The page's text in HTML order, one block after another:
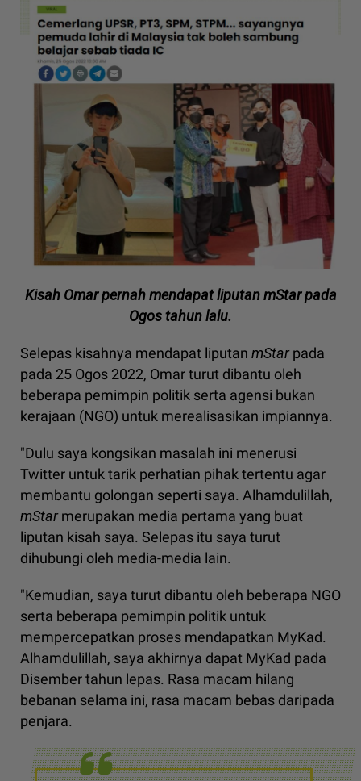
Kisah Omar pernah mendapat liputan mStar pada
Ogos tahun lalu.
Selepas kisahnya mendapat liputan mStarpada
pada 25 Ogos 2022, Omar turut dibantu oleh
beberapa pemimpin politik serta agensi bukan
kerajaan (NGO) untuk merealisasikan impiannya.
"Dulu saya kongsikan masalah ini menerusi
Twitter untuk tarik perhatian pihak tertentu agar
membantu golongan seperti saya. Alhamdulillah,
mStarmerupakan media pertama yang buat
liputan kisah saya. Selepas itu saya turut
dihubungi oleh media-media lain.
"Kemudian, saya turut dibantu oleh beberapa NGO
serta beberapa pemimpin politik untuk
mempercepatkan proses mendapatkan MyKad.
Alhamdulillah, saya akhirnya dapat MyKad pada
Disember tahun lepas. Rasa macam hilang
bebanan selama ini, rasa macam bebas daripada
penjara.